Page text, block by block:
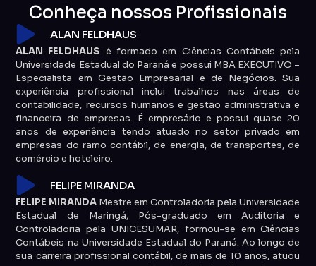
Conheça nossos Profissionais
ALAN FELDHAUS
ALAN FELDHAUS é formado em Ciências Contábeis pela
Universidade Estadual do Paraná e possui MBA EXECUTIVO –
Especialista em Gestão Empresarial e de Negócios. Sua
experiência profissional inclui trabalhos nas áreas de
contabilidade, recursos humanos e gestão administrativa e
financeira de empresas. É empresário e possui quase 20
anos de experiência tendo atuado no setor privado em
empresas do ramo contábil, de energia, de transportes, de
comércio e hoteleiro.
FELIPE MIRANDA
FELIPE MIRANDA Mestre em Controladoria pela Universidade
Estadual de Maringá, Pós-graduado em Auditoria e
Controladoria pela UNICESUMAR, formou-se em Ciências
Contábeis na Universidade Estadual do Paraná. Ao longo de
sua carreira profissional contábil, de mais de 10 anos, atuou